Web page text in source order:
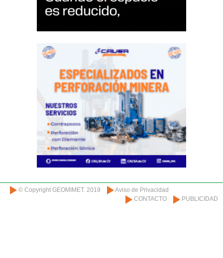
© Copyright GEOMIMET. 2019
Aviso de Privacidad
CONTACTO
PUBLICIDAD